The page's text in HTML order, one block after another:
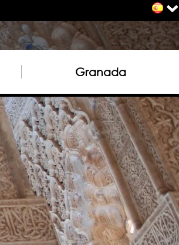
Granada